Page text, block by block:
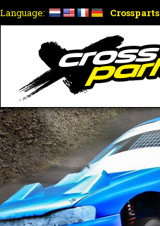
Language: Crossparts